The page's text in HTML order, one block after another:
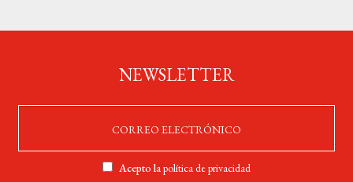
NEWSLETTER
Acepto lapolítica de privacidad